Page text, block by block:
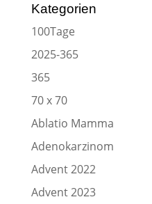
Kategorien
100Tage
2025-365
365
70 x 70
Ablatio Mamma
Adenokarzinom
Advent 2022
Advent 2023